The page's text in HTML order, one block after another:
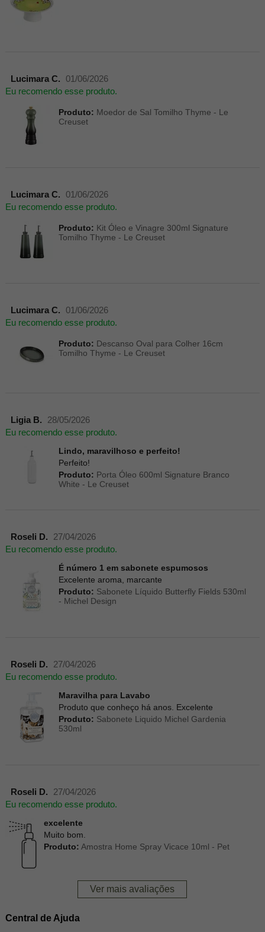
Lucimara C.
01/06/2026
Eu recomendo esse produto.
Produto: Moedor de Sal Tomilho Thyme - Le
Creuset
Lucimara C.
01/06/2026
Eu recomendo esse produto.
Produto: Kit Óleo e Vinagre 300ml Signature
Tomilho Thyme - Le Creuset
Lucimara C.
01/06/2026
Eu recomendo esse produto.
Produto: Descanso Oval para Colher 16cm
Tomilho Thyme - Le Creuset
Ligia B.
28/05/2026
Eu recomendo esse produto.
Lindo, maravilhoso e perfeito!
Perfeito!
Produto: Porta Óleo 600ml Signature Branco
White - Le Creuset
Roseli D.
27/04/2026
Eu recomendo esse produto.
É número 1 em sabonete espumosos
Excelente aroma, marcante
Produto: Sabonete Líquido Butterfly Fields 530ml
- Michel Design
Roseli D.
27/04/2026
Eu recomendo esse produto.
Maravilha para Lavabo
Produto que conheço há anos. Excelente
Produto: Sabonete Liquido Michel Gardenia
530ml
Roseli D.
27/04/2026
Eu recomendo esse produto.
excelente
Muito bom.
Produto: Amostra Home Spray Vicace 10ml - Pet
Ver mais avaliações
Central de Ajuda